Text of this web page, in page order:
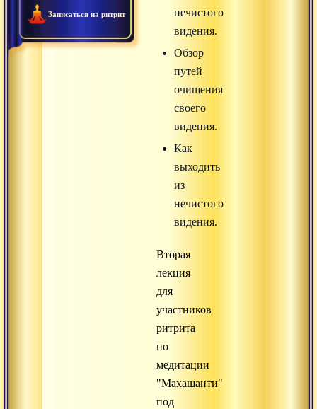
Записаться на ритрит
нечистого
видения.
Обзор
путей
очищения
своего
видения.
Как
выходить
из
нечистого
видения.
Вторая
лекция
для
участников
ритрита
по
медитации
"Махашанти"
под